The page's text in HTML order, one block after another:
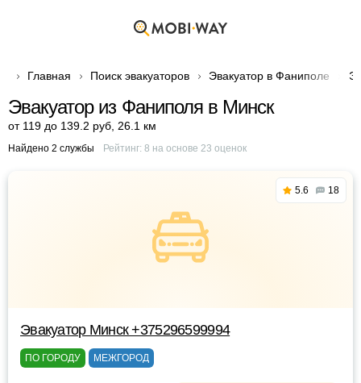
Главная Поиск эвакуаторов Эвакуатор в Фаниполе
Эвакуатор из Фаниполя в Минск
от 119 до 139.2 руб 26.1 км
Найдено 2 службы Рейтинг: 8 на основе 23 оценок
5.6 18
Эвакуатор Минск +375296599994
ПО ГОРОДУ МЕЖГОРОД